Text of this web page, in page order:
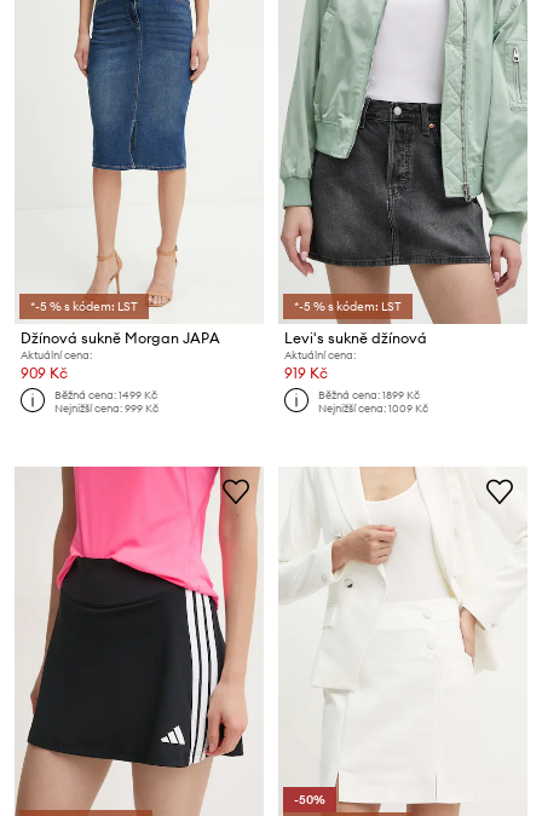
*-5 % s kódem: LST
Džínová sukně Morgan JAPA
Aktuální cena:
909 Kč
Běžná cena:1499 Kč
Nejnižší cena:999 Kč
*-5 % s kódem: LST
Levi's sukně džínová
Aktuální cena:
919 Kč
Běžná cena:1899 Kč
Nejnižší cena:1009 Kč
-50%